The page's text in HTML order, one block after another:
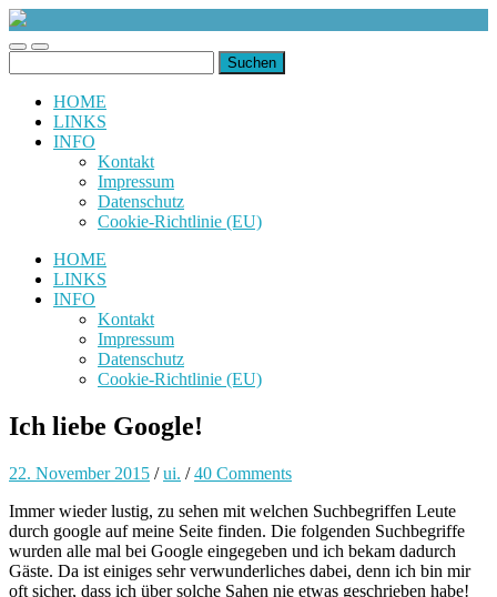
uiuiuiuiuiuiui.de
Toggle
mobile
Toggle
search
nach:
HOME
LINKS
INFO
Kontakt
Impressum
Datenschutz
Cookie-Richtlinie (EU)
HOME
LINKS
INFO
Kontakt
Impressum
Datenschutz
Cookie-Richtlinie (EU)
Ich liebe Google!
22. November 2015 /ui. /40 Comments
Immer wieder lustig, zu sehen mit welchen Suchbegriffen Leute
durch google auf meine Seite finden. Die folgenden Suchbegriffe
wurden alle mal bei Google eingegeben und ich bekam dadurch
Gäste. Da ist einiges sehr verwunderliches dabei, denn ich bin mir
oft sicher, dass ich über solche Sahen nie etwas geschrieben habe!